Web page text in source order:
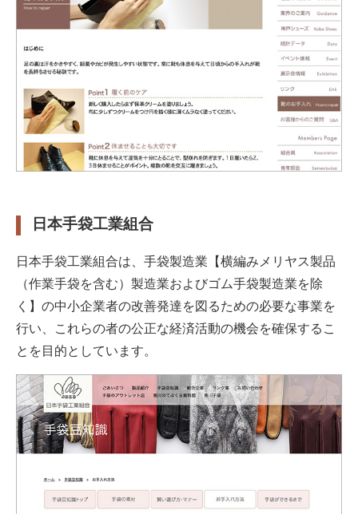
日本手袋工業組合
日本手袋工業組合は、手袋製造業【横編みメリヤス製品
（作業手袋を含む）製造業およびゴム手袋製造業を除
く】の中小企業者の改善発達を図るための必要な事業を
行い、これらの者の公正な経済活動の機会を確保するこ
とを目的としています。